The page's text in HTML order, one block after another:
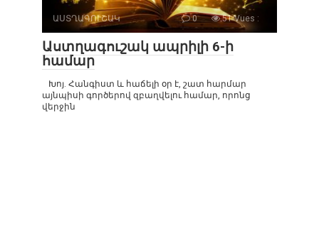
ԱՍՏՂԱԳՈՒՇԱԿ 0 51 Vues :
Աստղագուշակ ապրիլի 6-ի
համար
Խոյ. Հանգիստ և հաճելի օր է, շատ հարմար
այնպիսի գործերով զբաղվելու համար, որոնց
վերջին